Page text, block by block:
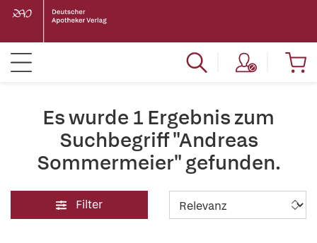
Es wurde 1 Ergebnis zum
Suchbegriff "Andreas
Sommermeier" gefunden.
Filter